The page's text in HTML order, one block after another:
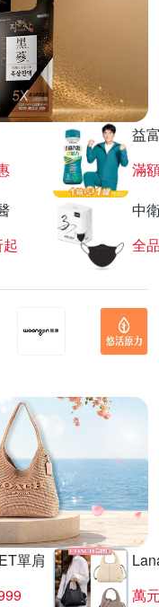
益
滿
中
全
單肩
萬